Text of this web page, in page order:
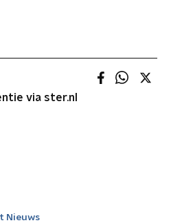
via ster.nl
Nieuws